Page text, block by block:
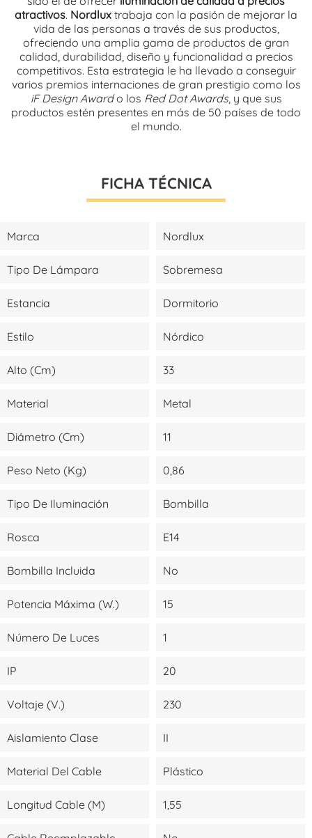
atractivos. Nordlux trabaja con la pasión de mejorar la
vida de las personas a través de sus productos,
ofreciendo una amplia gama de productos de gran
calidad, durabilidad, diseño y funcionalidad a precios
competitivos. Esta estrategia le ha llevado a conseguir
varios premios internaciones de gran prestigio como los
iF Design Awardo los Red Dot Awards, y que sus
productos estén presentes en más de 50 países de todo
el mundo.
FICHA TÉCNICA
Marca Nordlux
Tipo De Lámpara Sobremesa
Estancia Dormitorio
Estilo Nórdico
Alto (cm) 33
Material Metal
Diámetro (cm) 11
Peso Neto (kg) 0,86
Tipo De Iluminación Bombilla
Rosca E14
Bombilla Incluida No
Potencia Máxima (W.) 15
Número De Luces 1
IP 20
Voltaje (V.) 230
Aislamiento Clase II
Material Del Cable Plástico
Longitud Cable (m) 1,55